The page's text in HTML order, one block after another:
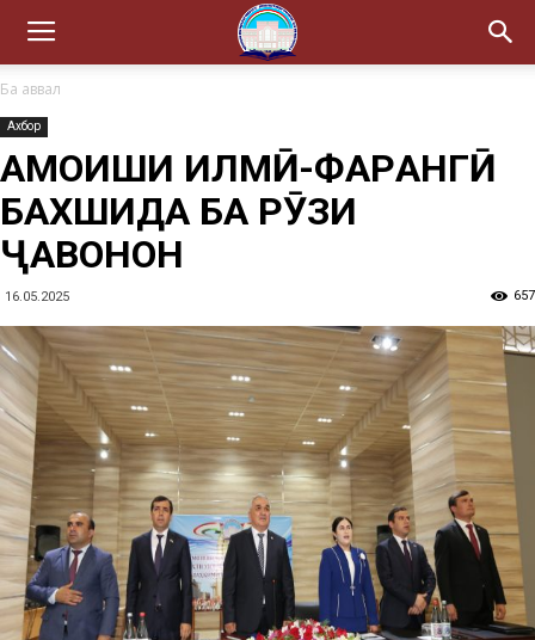
Ба аввал
Ахбор
ҲАМОИШИ ИЛМӢ-ФАРҲАНГӢ
БАХШИДА БА РӮЗИ
ҶАВОНОН
16.05.2025 657